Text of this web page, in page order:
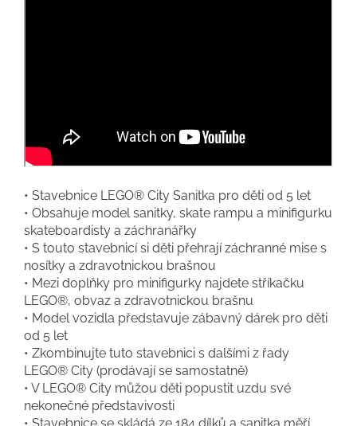
• Stavebnice LEGO® City Sanitka pro děti od 5 let
• Obsahuje model sanitky, skate rampu a minifigurku
skateboardisty a záchranářky
• S touto stavebnicí si děti přehrají záchranné mise s
nosítky a zdravotnickou brašnou
• Mezi doplňky pro minifigurky najdete stříkačku
LEGO®, obvaz a zdravotnickou brašnu
• Model vozidla představuje zábavný dárek pro děti
od 5 let
• Zkombinujte tuto stavebnici s dalšími z řady
LEGO® City (prodávají se samostatně)
• V LEGO® City můžou děti popustit uzdu své
nekonečné představivosti